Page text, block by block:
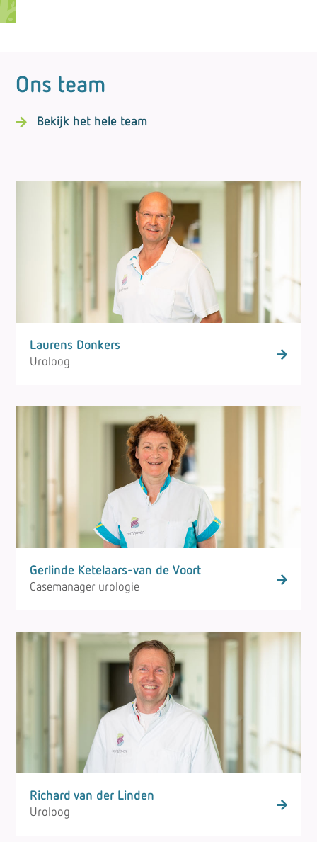
Ons team
Bekijk het hele team
Laurens Donkers
Uroloog
Gerlinde Ketelaars-van de Voort
Casemanager urologie
Richard van der Linden
Uroloog